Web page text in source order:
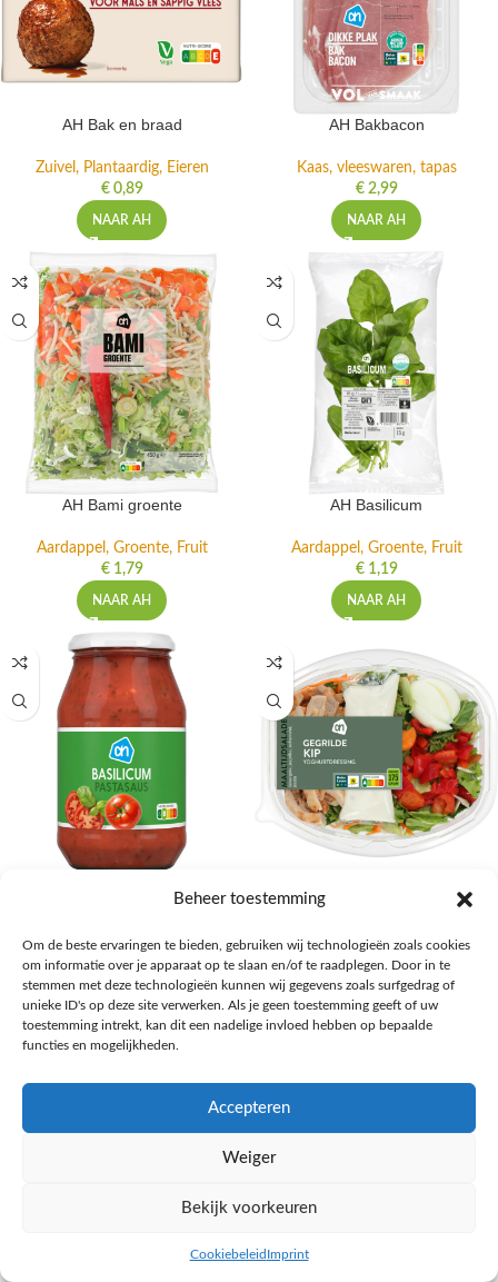
Beheer toestemming
Om de beste ervaringen te bieden, gebruiken wij technologieën zoals cookies
om informatie over je apparaat op te slaan en/of te raadplegen. Door in te
stemmen met deze technologieën kunnen wij gegevens zoals surfgedrag of
unieke ID's op deze site verwerken. Als je geen toestemming geeft of uw
toestemming intrekt, kan dit een nadelige invloed hebben op bepaalde
functies en mogelijkheden.
Accepteren
Weiger
Bekijk voorkeuren
Cookiebeleid Imprint
AH Bak en braad
Zuivel, Plantaardig, Eieren
€0,89
NAAR AH
AH Bakbacon
Kaas, vleeswaren, tapas
€2,99
NAAR AH
AH Bami groente
Aardappel, Groente, Fruit
€1,79
NAAR AH
AH Basilicum
Aardappel, Groente, Fruit
€1,19
NAAR AH
€1,59
NAAR AH
Salades,Pizza, Maaltijden
€3,39
NAAR AH